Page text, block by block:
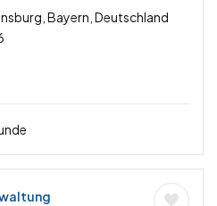
Bayern, Deutschland